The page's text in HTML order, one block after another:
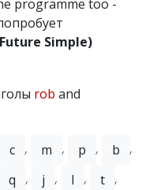
programme too -
Simple)
rob and
c , m , p , b
,
q , j , l , t ,